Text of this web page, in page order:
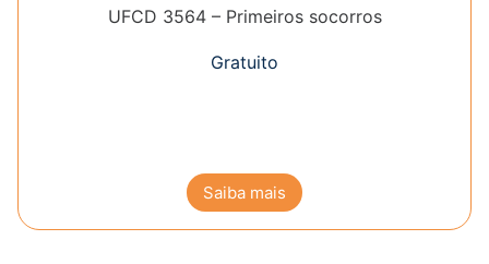
UFCD 3564 – Primeiros socorros
Gratuito
Saiba mais